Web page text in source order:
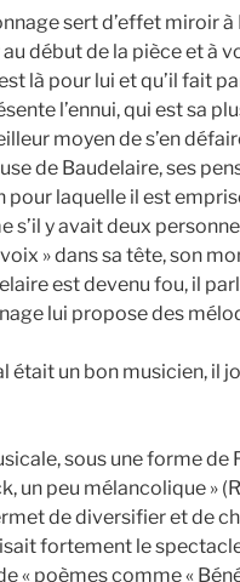
sert d’effet miroir
début de la pièce et à
là pour lui et qu’il fait
l’ennui, qui est sa
moyen de s’en
de Baudelaire, ses
laquelle il est
s’il y avait deux
voix » dans sa tête, son
est devenu fou, il
lui propose des
était un bon musicien, il
sous une forme de
un peu mélancolique »
de diversifier et de
fortement le
« poèmes comme «